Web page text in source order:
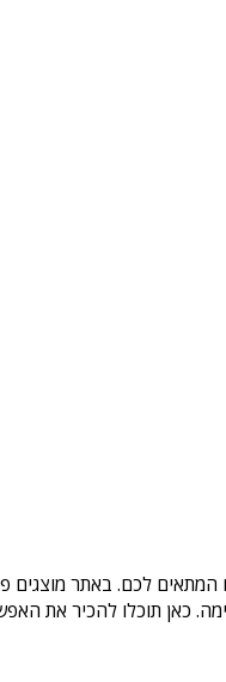
לכם. באתר מוצגים
כאן תוכלו להכיר את